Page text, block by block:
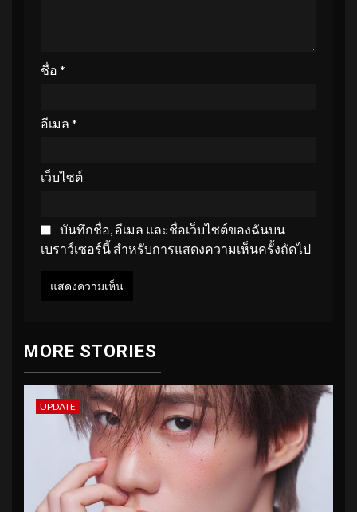
ชื่อ *
อีเมล *
เว็บไซต์
บันทึกชื่อ, อีเมล และชื่อเว็บไซต์ของฉันบน
เบราว์เซอร์นี้ สำหรับการแสดงความเห็นครั้งถัดไป
MORE STORIES
UPDATE